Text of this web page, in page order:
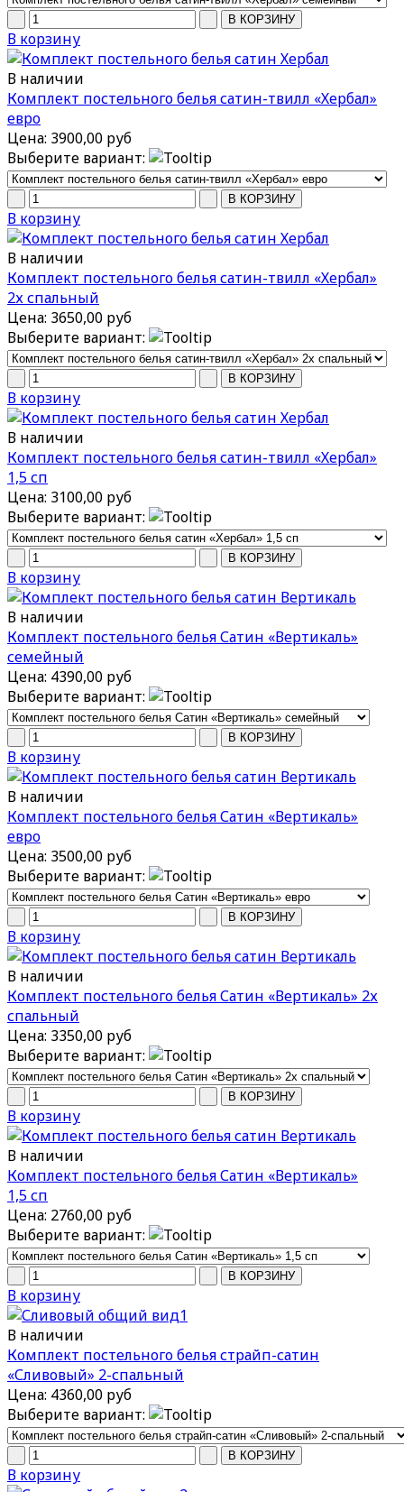
В корзину
В наличии
Комплект постельного белья сатин-твилл «Хербал»
евро
Цена: 3900,00 руб
Выберите вариант:
В корзину
В наличии
Комплект постельного белья сатин-твилл «Хербал»
2х спальный
Цена: 3650,00 руб
Выберите вариант:
В корзину
В наличии
Комплект постельного белья сатин-твилл «Хербал»
1,5 сп
Цена: 3100,00 руб
Выберите вариант:
В корзину
В наличии
Комплект постельного белья Сатин «Вертикаль»
семейный
Цена: 4390,00 руб
Выберите вариант:
В корзину
В наличии
Комплект постельного белья Сатин «Вертикаль»
евро
Цена: 3500,00 руб
Выберите вариант:
В корзину
В наличии
Комплект постельного белья Сатин «Вертикаль» 2х
спальный
Цена: 3350,00 руб
Выберите вариант:
В корзину
В наличии
Комплект постельного белья Сатин «Вертикаль»
1,5 сп
Цена: 2760,00 руб
Выберите вариант:
В корзину
В наличии
Комплект постельного белья страйп-сатин
«Сливовый» 2-спальный
Цена: 4360,00 руб
Выберите вариант:
В корзину